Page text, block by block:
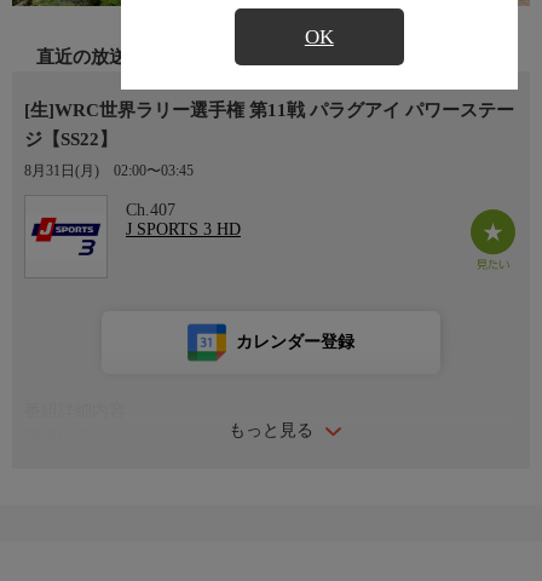
OK
直近の放送
[生]WRC世界ラリー選手権 第11戦 パラグアイ パワーステー
ジ【SS22】
8月31日(月) 02:00〜03:45
Ch.407
J SPORTS 3 HD
もっと見る
カレンダー登録